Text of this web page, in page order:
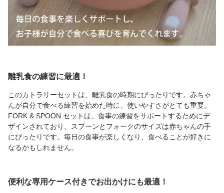
離乳食の練習に最適！
このカトラリーセットは、離乳食の時期にぴったりです。赤ちゃ
んが自分で食べる練習を始めた時に、使いやすさがとても重要。
FORK & SPOON セットは、食事の練習をサポートするためにデ
ザインされており、スプーンとフォークのサイズは赤ちゃんの手
にぴったりです。毎日の食事が楽しくなり、食べることが好きに
なるかもしれません。
便利な専用ケース付きでお出かけにも最適！